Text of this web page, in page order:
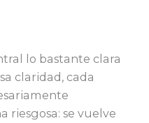
lo bastante clara
claridad, cada
riesgosa: se vuelve